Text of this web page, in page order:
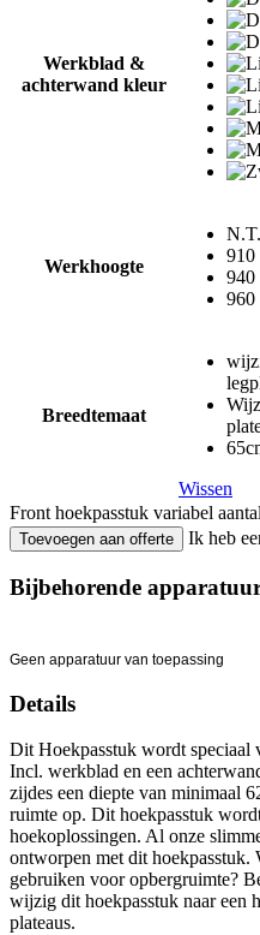
Werkblad &
achterwand kleur
Werkhoogte
910
940
960
Breedtemaat
Wissen
Front hoekpasstuk variabel aantal
Toevoegen aan offerte Ik heb
Bijbehorende
Geen apparatuur van toepassing
Details
Dit Hoekpasstuk wordt speciaal
Incl. werkblad en een
zijdes een diepte van minimaal
ruimte op. Dit hoekpasstuk
hoekoplossingen. Al onze
ontworpen met dit
gebruiken voor opbergruimte?
wijzig dit hoekpasstuk naar een
plateaus.